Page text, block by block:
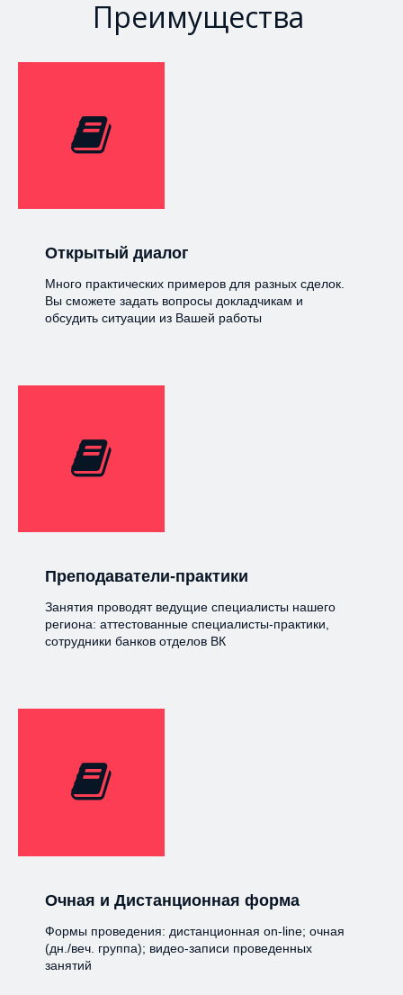
Преимущества
Открытый диалог
Много практических примеров для разных сделок.
Вы сможете задать вопросы докладчикам и
обсудить ситуации из Вашей работы
Преподаватели-практики
Занятия проводят ведущие специалисты нашего
региона: аттестованные специалисты-практики,
сотрудники банков отделов ВК
Очная и Дистанционная форма
Формы проведения: дистанционная on-line; очная
(дн./веч. группа); видео-записи проведенных
занятий